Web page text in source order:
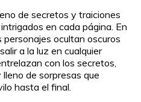
de secretos y traiciones
en cada página. En
ocultan oscuros
a la luz en cualquier
con los secretos,
de sorpresas que
hasta el final.